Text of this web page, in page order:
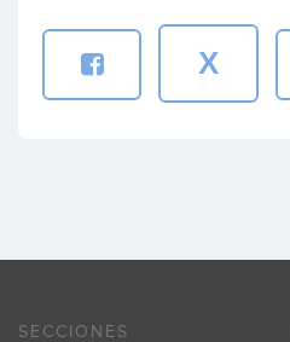
X
SECCIONES